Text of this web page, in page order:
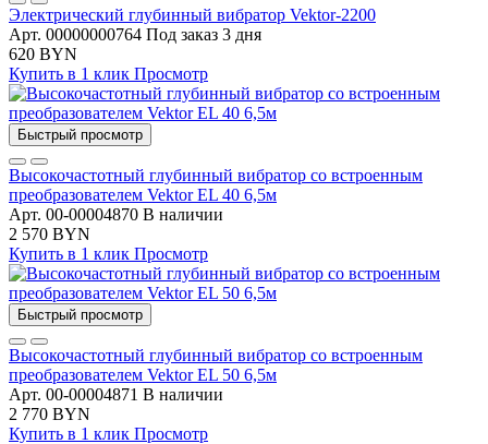
Электрический глубинный вибратор Vektor-2200
Арт. 00000000764 Под заказ 3 дня
620 BYN
Купить в 1 клик Просмотр
Быстрый просмотр
Высокочастотный глубинный вибратор со встроенным
преобразователем Vektor EL 40 6,5м
Арт. 00-00004870 В наличии
2 570 BYN
Купить в 1 клик Просмотр
Быстрый просмотр
Высокочастотный глубинный вибратор со встроенным
преобразователем Vektor EL 50 6,5м
Арт. 00-00004871 В наличии
2 770 BYN
Купить в 1 клик Просмотр